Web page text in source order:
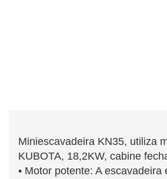
Miniescavadeira KN35, utiliza
KUBOTA, 18,2KW, cabine
• Motor potente: A escavadeira